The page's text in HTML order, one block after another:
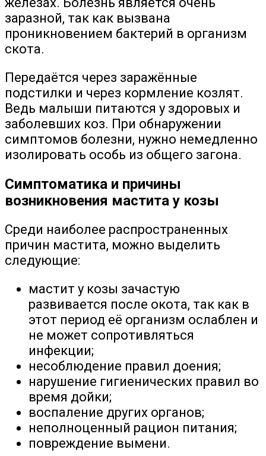
заразной, так как вызвана
проникновением бактерий в организм
скота.
Передаётся через заражённые
подстилки и через кормление козлят.
Ведь малыши питаются у здоровых и
заболевших коз. При обнаружении
симптомов болезни, нужно немедленно
изолировать особь из общего загона.
Симптоматика и причины
возникновения мастита у козы
Среди наиболее распространенных
причин мастита, можно выделить
следующие:
мастит у козы зачастую
развивается после окота, так как в
этот период её организм ослаблен и
не может сопротивляться
инфекции;
несоблюдение правил доения;
нарушение гигиенических правил во
время дойки;
воспаление других органов;
неполноценный рацион питания;
повреждение вымени.